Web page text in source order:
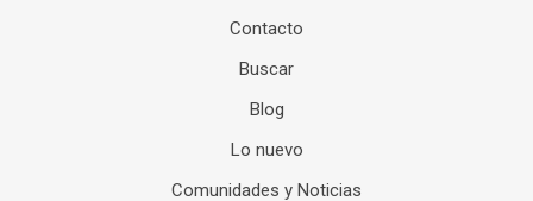
Contacto
Buscar
Blog
Lo nuevo
Comunidades y Noticias